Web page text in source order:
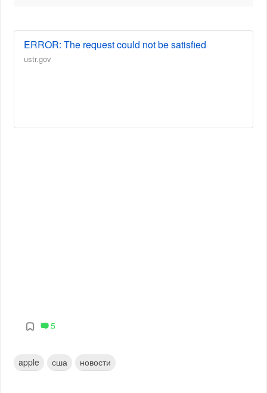
ERROR: The request could not be satisfied
ustr.gov
5
apple сша новости